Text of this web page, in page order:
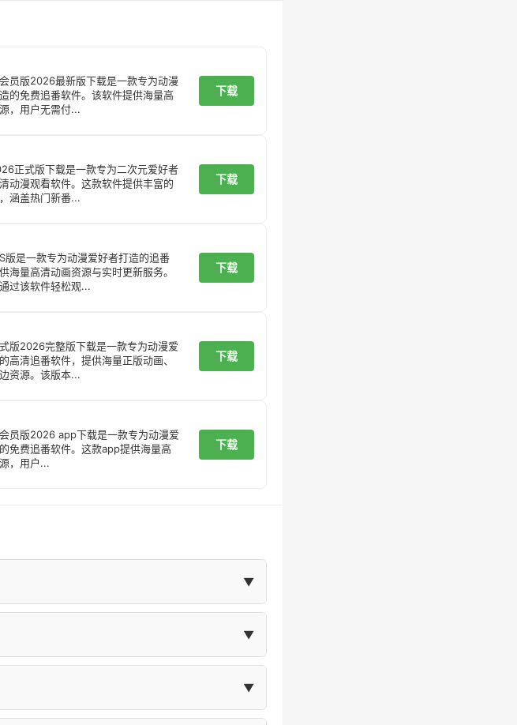
员版2026最新版下载是一款专为动漫
的免费追番软件。该软件提供海量高
，用户无需付...
下载
正式版下载是一款专为二次元爱好者
动漫观看软件。这款软件提供丰富的
涵盖热门新番...
下载
版是一款专为动漫爱好者打造的追番
海量高清动画资源与实时更新服务。
过该软件轻松观...
下载
版2026完整版下载是一款专为动漫爱
高清追番软件，提供海量正版动画、
资源。该版本...
下载
员版2026 app下载是一款专为动漫爱
免费追番软件。这款app提供海量高
，用户...
下载
▼
的章节即可。下载完成后，在"我的"页面
▼
可调整亮度、背景色、字体大小等设置。
▼